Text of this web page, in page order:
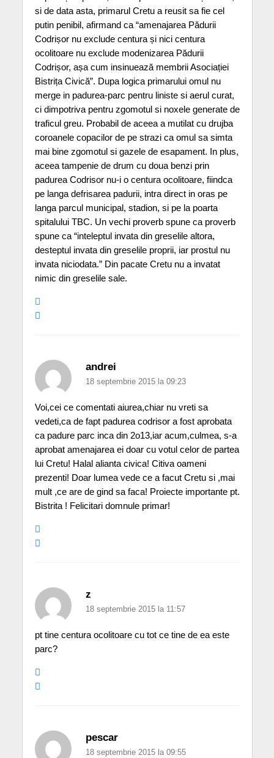
si de data asta, primarul Cretu a reusit sa fie cel
putin penibil, afirmand ca “amenajarea Pădurii
Codrișor nu exclude centura și nici centura
ocolitoare nu exclude modenizarea Pădurii
Codrișor, așa cum insinuează membrii Asociației
Bistrița Civică”. Dupa logica primarului omul nu
merge in padurea-parc pentru liniste si aerul curat,
ci dimpotriva pentru zgomotul si noxele generate de
traficul greu. Probabil de aceea a mutilat cu drujba
coroanele copacilor de pe strazi ca omul sa simta
mai bine zgomotul si gazele de esapament. In plus,
aceea tampenie de drum cu doua benzi prin
padurea Codrisor nu-i o centura ocolitoare, fiindca
pe langa defrisarea padurii, intra direct in oras pe
langa parcul municipal, stadion, si pe la poarta
spitalului TBC. Un vechi proverb spune ca proverb
spune ca “inteleptul invata din greselile altora,
desteptul invata din greselile proprii, iar prostul nu
invata niciodata.” Din pacate Cretu nu a invatat
nimic din greselile sale.
andrei
18 septembrie 2015 la 09:23
Voi,cei ce comentati aiurea,chiar nu vreti sa
vedeti,ca de fapt padurea codrisor a fost aprobata
ca padure parc inca din 2o13,iar acum,culmea, s-a
aprobat amenajarea ei doar cu votul celor de partea
lui Cretu! Halal alianta civica! Citiva oameni
prezenti! Doar lumea vede ce a facut Cretu si ,mai
mult ,ce are de gind sa faca! Proiecte importante pt.
Bistrita ! Felicitari domnule primar!
z
18 septembrie 2015 la 11:57
pt tine centura ocolitoare cu tot ce tine de ea este
parc?
pescar
18 septembrie 2015 la 09:55